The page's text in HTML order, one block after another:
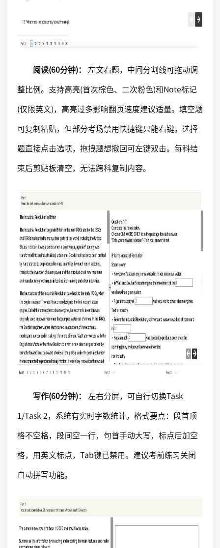
阅读(60分钟)： 左文右题，中间分割线可拖动调
整比例。支持高亮(首次棕色、二次粉色)和Note标记
(仅限英文)，高亮过多影响翻页速度建议适量。填空题
可复制粘贴，但部分考场禁用快捷键只能右键。选择
题直接点击选项，拖拽题想撤回可左键双击。每科结
束后剪贴板清空，无法跨科复制内容。
写作(60分钟)： 左右分屏，可自行切换Task
1/Task 2，系统有实时字数统计。格式要点：段首顶
格不空格，段间空一行，句首手动大写，标点后加空
格，用英文标点，Tab键已禁用。建议考前练习关闭
自动拼写功能。